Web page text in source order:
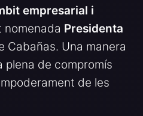
empresarial i
nomenada Presidenta
Cabañas. Una manera
plena de compromís
de les